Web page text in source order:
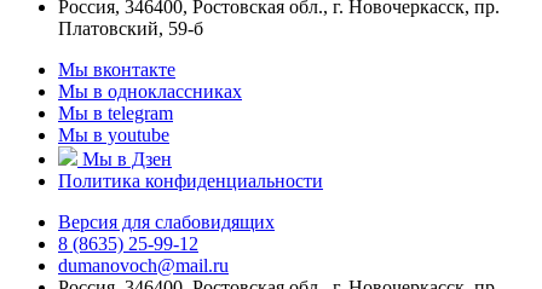
Россия, 346400, Ростовская обл., г. Новочеркасск, пр.
Платовский, 59-б
Мы вконтакте
Мы в одноклассниках
Мы в telegram
Мы в youtube
Мы в Дзен
Политика конфиденциальности
Версия для слабовидящих
8 (8635) 25-99-12
dumanovoch@mail.ru